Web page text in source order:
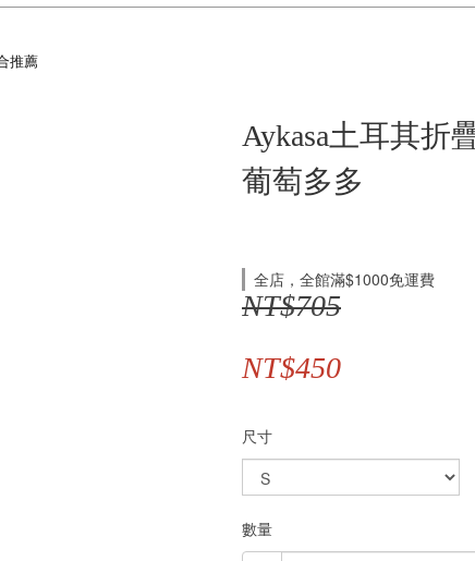
推薦
Aykasa土耳其折
葡萄多多
全店，全館滿$1000免運費
NT$705
NT$450
尺寸
數量